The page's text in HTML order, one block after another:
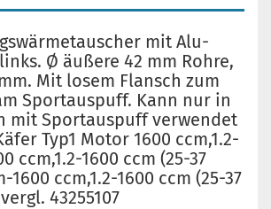
mit Alu-
Ø äußere 42 mm Rohre,
Mit losem Flansch zum
Sportauspuff. Kann nur in
mit Sportauspuff verwendet
Typ1 Motor 1600 ccm,1.2-
ccm,1.2-1600 ccm (25-37
1600 ccm,1.2-1600 ccm (25-37
43255107